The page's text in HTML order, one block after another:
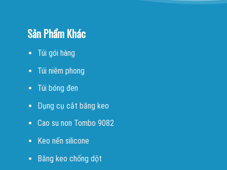
Sản Phẩm Khác
Túi gói hàng
Túi niêm phong
Túi bóng đen
Dụng cụ cắt băng keo
Cao su non Tombo 9082
Keo nến silicone
Băng keo chống dột